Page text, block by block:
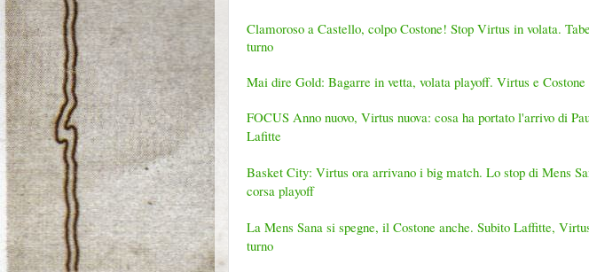
Clamoroso a Castello, colpo Costone! Stop Virtus in volata.
turno
Mai dire Gold: Bagarre in vetta, volata playoff. Virtus e
FOCUS Anno nuovo, Virtus nuova: cosa ha portato l'arrivo di
Lafitte
Basket City: Virtus ora arrivano i big match. Lo stop di Mens
corsa playoff
La Mens Sana si spegne, il Costone anche. Subito Laffitte,
turno